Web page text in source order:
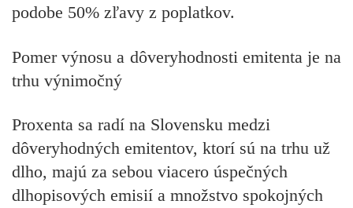
podobe 50% zľavy z poplatkov.
Pomer výnosu a dôveryhodnosti emitenta je na
trhu výnimočný
Proxenta sa radí na Slovensku medzi
dôveryhodných emitentov, ktorí sú na trhu už
dlho, majú za sebou viacero úspečných
dlhopisových emisií a množstvo spokojných